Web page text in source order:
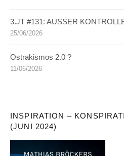
3.JT #131: AUSSER
25/06/2026
Ostrakismos 2.0 ?
11/06/2026
INSPIRATION –
(JUNI 2024)